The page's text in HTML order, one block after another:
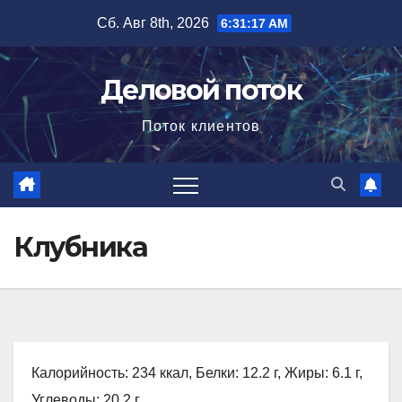
содержимому
Сб. Авг 8th, 2026 6:31:18 AM
Деловой поток
Поток клиентов
Клубника
Калорийность: 234 ккал, Белки: 12.2 г, Жиры: 6.1 г,